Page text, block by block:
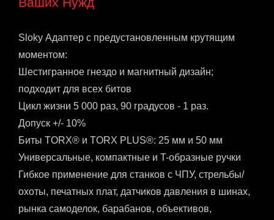
Sloky Адаптер с предустановленным крутящим
моментом:
Шестигранное гнездо и магнитный дизайн;
подходит для всех битов
Цикл жизни 5 000 раз, 90 градусов - 1 раз.
Допуск +/- 10%
Биты TORX® и TORX PLUS®: 25 мм и 50 мм
Универсальные, компактные и T-образные ручки
Гибкое применение для станков с ЧПУ, стрельбы/
охоты, печатных плат, датчиков давления в шинах,
рынка самоделок, барабанов, объективов,